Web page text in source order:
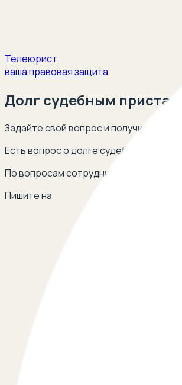
Телеюрист
ваша правовая защита
Долг судебным
Задайте свой вопрос и получите
Есть вопрос о долге судебным
По вопросам сотрудничества
Пишите на